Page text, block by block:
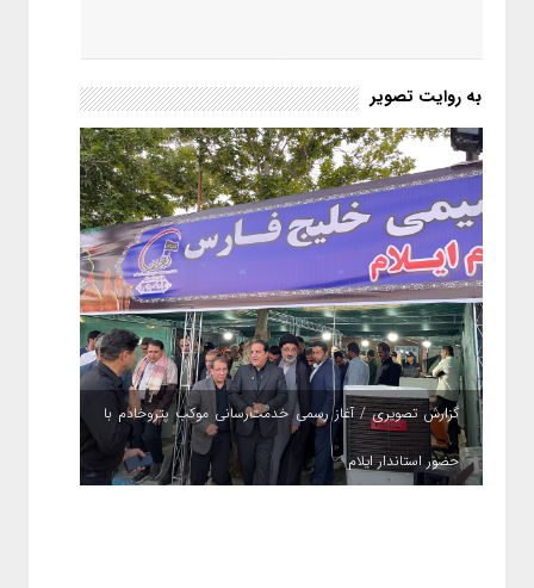
به روایت تصویر
گزارش تصویری / آغاز رسمی خدمت‌رسانی موکب پتروخادم با
حضور استاندار ایلام